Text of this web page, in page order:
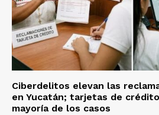
Ciberdelitos elevan las
en Yucatán; tarjetas de
mayoría de los casos